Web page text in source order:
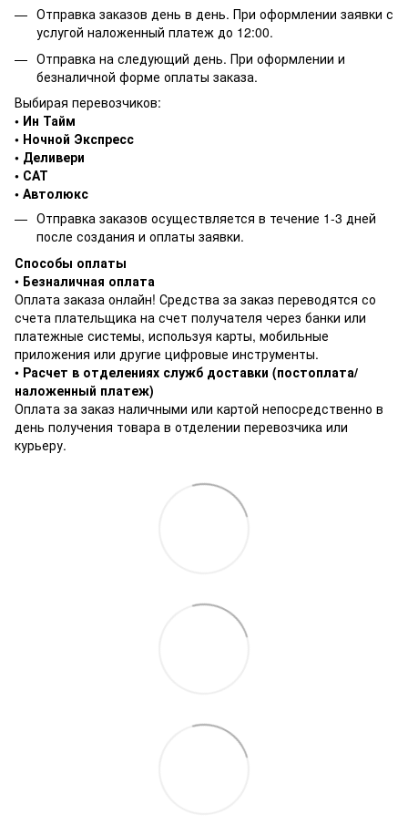
Отправка заказов день в день. При оформлении заявки с
услугой наложенный платеж до 12:00.
Отправка на следующий день. При оформлении и
безналичной форме оплаты заказа.
Выбирая перевозчиков:
• Ин Тайм
• Ночной Экспресс
• Деливери
• САТ
• Автолюкс
Отправка заказов осуществляется в течение 1-3 дней
после создания и оплаты заявки.
Способы оплаты
• Безналичная оплата
Оплата заказа онлайн! Средства за заказ переводятся со
счета плательщика на счет получателя через банки или
платежные системы, используя карты, мобильные
приложения или другие цифровые инструменты.
• Расчет в отделениях служб доставки (постоплата/
наложенный платеж)
Оплата за заказ наличными или картой непосредственно в
день получения товара в отделении перевозчика или
курьеру.